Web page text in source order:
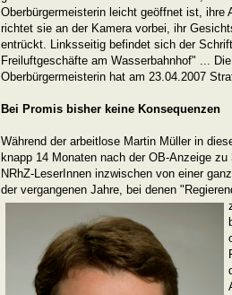
Oberbürgermeisterin leicht geöffnet ist, ihre
richtet sie an der Kamera vorbei, ihr
entrückt. Linksseitig befindet sich der
Freiluftgeschäfte am Wasserbahnhof" ...
Oberbürgermeisterin hat am 23.04.2007
Bei Promis bisher keine Konsequenzen
Während der arbeitlose Martin Müller in
knapp 14 Monaten nach der OB-Anzeige
NRhZ-LeserInnen inzwischen von einer
der vergangenen Jahre, bei denen